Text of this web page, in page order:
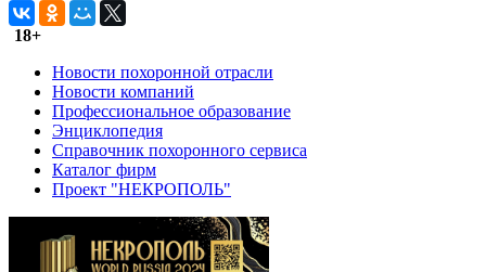
18+
Новости похоронной отрасли
Новости компаний
Профессиональное образование
Энциклопедия
Справочник похоронного сервиса
Каталог фирм
Проект "НЕКРОПОЛЬ"